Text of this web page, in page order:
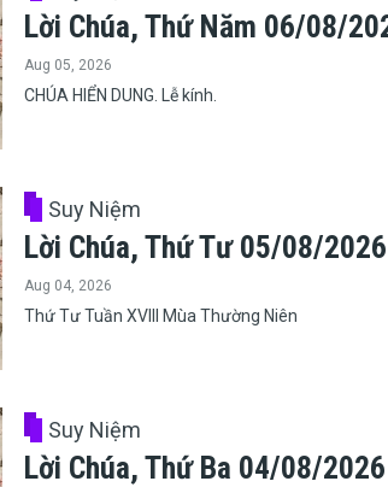
Lời Chúa, Thứ Năm 06/08/
Aug 05, 2026
CHÚA HIỂN DUNG. Lễ kính.
Suy Niệm
Lời Chúa, Thứ Tư 05/08/2026
Aug 04, 2026
Thứ Tư Tuần XVIII Mùa Thường Niên
Suy Niệm
Lời Chúa, Thứ Ba 04/08/2026